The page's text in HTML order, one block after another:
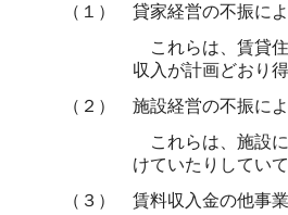
（１）
貸家経営の不振に
これらは、賃貸
収入が計画どおり
（２）
施設経営の不振に
これらは、施設
けていたりしてい
（３）
賃料収入金の他事